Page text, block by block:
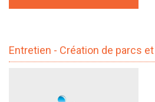
Entretien - Création de parcs